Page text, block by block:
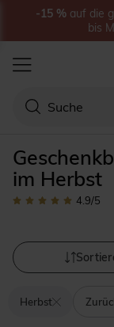
im Herbst
4.9/5
Herbst
-15 % auf die
bis